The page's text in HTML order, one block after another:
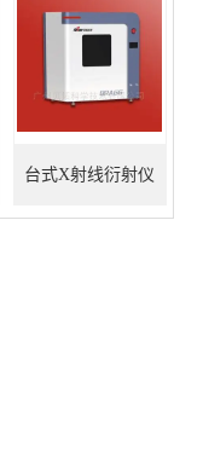
台式X射线衍射仪